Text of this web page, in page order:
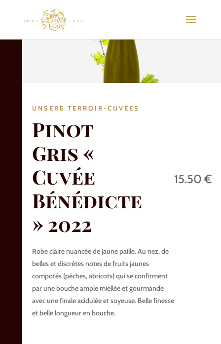
UNSERE TERROIR-CUVÉES
Pinot
Gris «
Cuvée
Bénédicte
» 2022
15.50 €
Robe claire nuancée de jaune paille. Au nez, de
belles et discrètes notes de fruits jaunes
compotés (pêches, abricots) qui se confirment
par une bouche ample miellée et gourmande
avec une finale acidulée et soyeuse. Belle finesse
et belle longueur en bouche.